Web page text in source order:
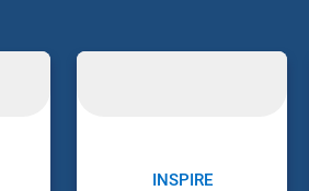
INSPIRE